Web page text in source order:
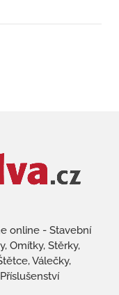
online - Stavební
Omítky, Stěrky,
Válečky,